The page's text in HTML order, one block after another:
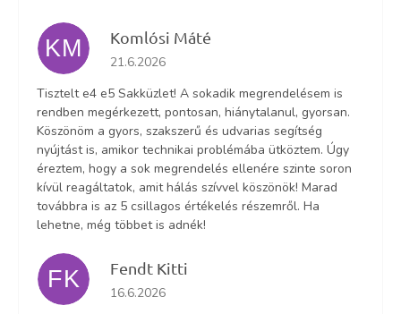
KM Komlósi Máté
Az áruház értékelése 5-ből 5 csillag.
21.6.2026
Tisztelt e4 e5 Sakküzlet! A sokadik megrendelésem is
rendben megérkezett, pontosan, hiánytalanul, gyorsan.
Köszönöm a gyors, szakszerű és udvarias segítség
nyújtást is, amikor technikai problémába ütköztem. Úgy
éreztem, hogy a sok megrendelés ellenére szinte soron
kívül reagáltatok, amit hálás szívvel köszönök! Marad
továbbra is az 5 csillagos értékelés részemről. Ha
lehetne, még többet is adnék!
FK Fendt Kitti
Az áruház értékelése 5-ből 5 csillag.
16.6.2026